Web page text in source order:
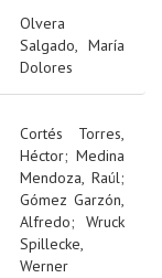
Olvera
Salgado, María
Dolores
Cortés Torres,
Héctor; Medina
Mendoza, Raúl;
Gómez Garzón,
Alfredo; Wruck
Spillecke,
Werner